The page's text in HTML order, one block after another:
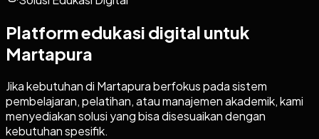
Platform edukasi digital untuk
Martapura
Jika kebutuhan di Martapuraberfokus pada sistem
pembelajaran, pelatihan, atau manajemen akademik, kami
menyediakan solusi yang bisa disesuaikan dengan
kebutuhan spesifik.